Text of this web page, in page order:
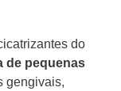
do
de pequenas
gengivais,